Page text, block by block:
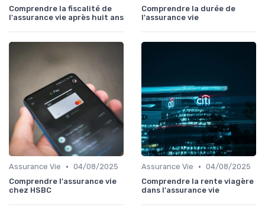
Comprendre la fiscalité de
l'assurance vie après huit ans
Comprendre la durée de
l'assurance vie
Assurance Vie • 04/08/2025
Comprendre l'assurance vie
chez HSBC
Assurance Vie • 04/08/2025
Comprendre la rente viagère
dans l'assurance vie